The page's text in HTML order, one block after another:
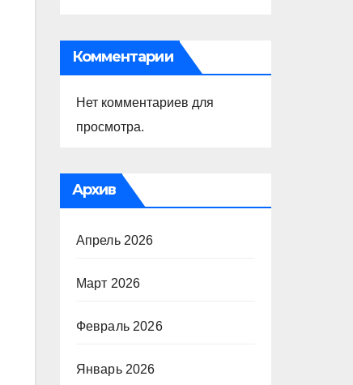
Комментарии
Нет комментариев для
просмотра.
Архив
Апрель 2026
Март 2026
Февраль 2026
Январь 2026